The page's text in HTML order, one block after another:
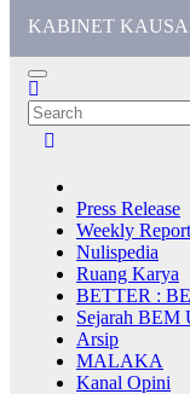
KABINET KAUSA
Press Release
Weekly Report
Nulispedia
Ruang Karya
BETTER :
Sejarah BEM
Arsip
MALAKA
Kanal Opini